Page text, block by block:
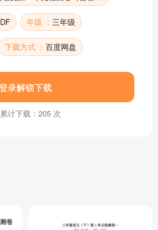
年级 ： 三年级
下载方式 ： 百度网盘
录解锁下载
计下载：205 次